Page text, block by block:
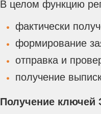
В целом функцию
фактически
формирование
отправка и
получение
Получение ключей